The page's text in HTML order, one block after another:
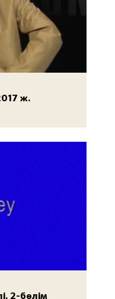
ж.
2-бөлім